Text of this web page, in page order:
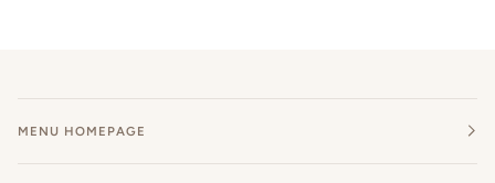
MENU HOMEPAGE